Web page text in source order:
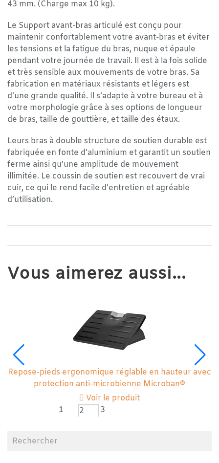
43 mm. (Charge max 10 kg).
Le Support avant-bras articulé est conçu pour
maintenir confortablement votre avant-bras et éviter
les tensions et la fatigue du bras, nuque et épaule
pendant votre journée de travail. Il est à la fois solide
et très sensible aux mouvements de votre bras. Sa
fabrication en matériaux résistants et légers est
d’une grande qualité. Il s’adapte à votre bureau et à
votre morphologie grâce à ses options de longueur
de bras, taille de gouttière, et taille des étaux.
Leurs bras à double structure de soutien durable est
fabriquée en fonte d’aluminium et garantit un soutien
ferme ainsi qu’une amplitude de mouvement
illimitée. Le coussin de soutien est recouvert de vrai
cuir, ce qui le rend facile d’entretien et agréable
d’utilisation.
Vous aimerez aussi...
Repose-pieds ergonomique réglable en hauteur avec
protection anti-microbienne Microban®
Voir le produit
1
2 3